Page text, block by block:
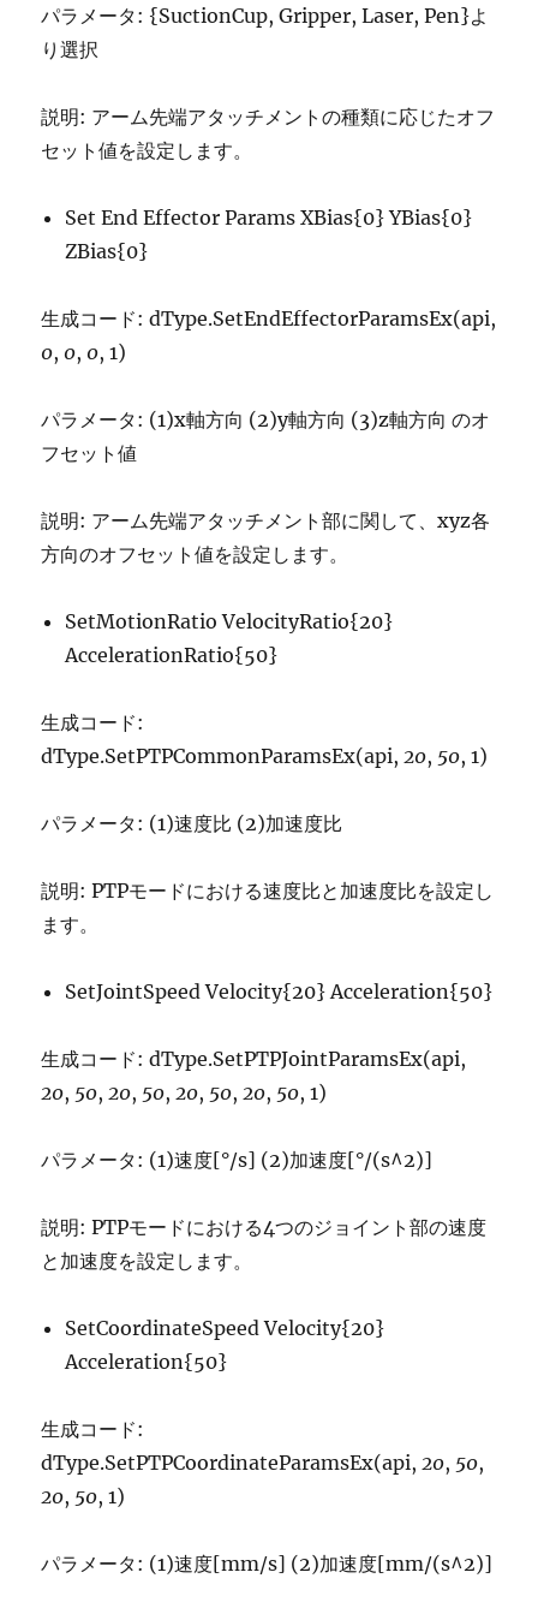
パラメータ: {SuctionCup, Gripper, Laser, Pen}よ
り選択
説明: アーム先端アタッチメントの種類に応じたオフ
セット値を設定します。
Set End Effector Params XBias{0} YBias{0}
ZBias{0}
生成コード: dType.SetEndEffectorParamsEx(api,
0,0,0, 1)
パラメータ: (1)x軸方向 (2)y軸方向 (3)z軸方向 のオ
フセット値
説明: アーム先端アタッチメント部に関して、xyz各
方向のオフセット値を設定します。
SetMotionRatio VelocityRatio{20}
AccelerationRatio{50}
生成コード:
dType.SetPTPCommonParamsEx(api,20, 50, 1)
パラメータ: (1)速度比 (2)加速度比
説明: PTPモードにおける速度比と加速度比を設定し
ます。
SetJointSpeed Velocity{20} Acceleration{50}
生成コード: dType.SetPTPJointParamsEx(api,
20, 50,20, 50,20, 50,20, 50, 1)
パラメータ: (1)速度[°/s] (2)加速度[°/(s^2)]
説明: PTPモードにおける4つのジョイント部の速度
と加速度を設定します。
SetCoordinateSpeed Velocity{20}
Acceleration{50}
生成コード:
dType.SetPTPCoordinateParamsEx(api,20, 50,
20, 50, 1)
パラメータ: (1)速度[mm/s] (2)加速度[mm/(s^2)]